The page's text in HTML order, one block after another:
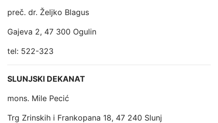
preč. dr. Željko Blagus
Gajeva 2, 47 300 Ogulin
tel: 522-323
SLUNJSKI DEKANAT
mons. Mile Pecić
Trg Zrinskih i Frankopana 18, 47 240 Slunj